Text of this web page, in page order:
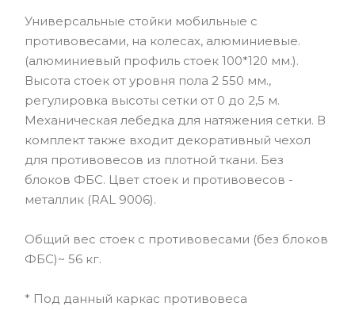
Универсальные стойки мобильные с
противовесами, на колесах, алюминиевые.
(алюминиевый профиль стоек 100*120 мм.).
Высота стоек от уровня пола 2 550 мм.,
регулировка высоты сетки от 0 до 2,5 м.
Механическая лебедка для натяжения сетки. В
комплект также входит декоративный чехол
для противовесов из плотной ткани. Без
блоков ФБС. Цвет стоек и противовесов -
металлик (RAL 9006).
Общий вес стоек с противовесами (без блоков
ФБС)~ 56 кг.
* Под данный каркас противовеса